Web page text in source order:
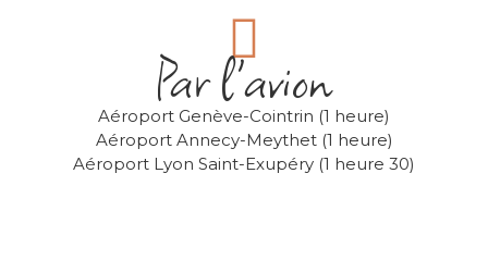
Par l'avion
Aéroport Genève-Cointrin (1 heure)
Aéroport Annecy-Meythet (1 heure)
Aéroport Lyon Saint-Exupéry (1 heure 30)